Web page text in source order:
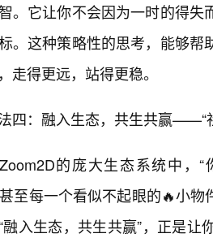
。它让你不会因为一时的得
。这种策略性的思考，能够
走得更远，站得更稳。
四：融入生态，共生共赢——“
的庞大生态系统中，
至每一个看似不起眼的🔥小
融入生态，共生共赢”，正是